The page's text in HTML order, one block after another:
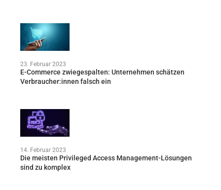
23. Februar 2023
E-Commerce zwiegespalten: Unternehmen schätzen
Verbraucher:innen falsch ein
14. Februar 2023
Die meisten Privileged Access Management-Lösungen
sind zu komplex